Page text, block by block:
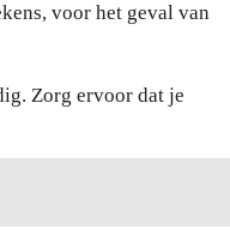
voor het geval van
Zorg ervoor dat je